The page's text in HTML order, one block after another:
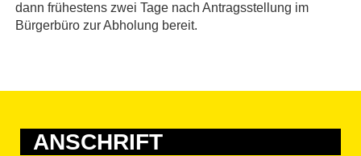
dann frühestens zwei Tage nach Antragsstellung im
Bürgerbüro zur Abholung bereit.
ANSCHRIFT